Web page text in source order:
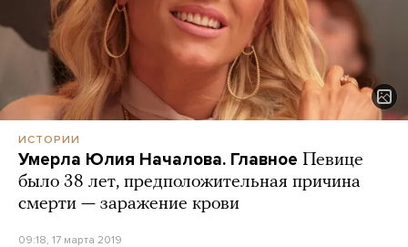
ИСТОРИИ
Умерла Юлия Началова. Главное Певице
было 38 лет, предположительная причина
смерти — заражение крови
09:18, 17 марта 2019